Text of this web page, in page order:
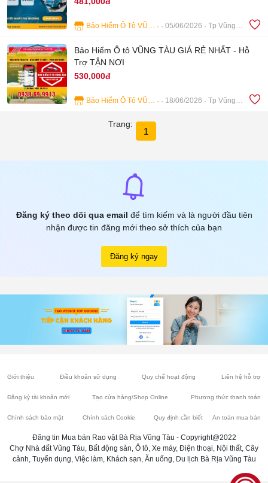
Bảo Hiểm Ô Tô VŨNG TÀU 05/06/2026 Tp Vũng Tàu
Bảo Hiểm Ô tô VŨNG TÀU GIÁ RẺ NHẤT - Hỗ
Trợ TẬN NƠI
530,000đ
Bảo Hiểm Ô Tô VŨNG TÀU 18/06/2026 Tp Vũng Tàu
Trang:
1
Đăng ký theo dõi qua email để tìm kiếm và là người đầu tiên
nhận được tin đăng mới theo sở thích của bạn
Đăng ký ngay
Giới thiệu Điều khoản sử dụng Quy chế hoạt động Liên hệ hỗ trợ
Đăng ký tài khoản mới Tạo cửa hàng/Shop Online Phương thức thanh toán
Chính sách bảo mật Chính sách Cookie Quy định cần biết An toàn mua bán
Đăng tin Mua bán Rao vặt Bà Rịa Vũng Tàu - Copyright@2022
Chợ Nhà đất Vũng Tàu, Bất động sản, Ô tô, Xe máy, Điện thoại, Nội thất, Cây
cảnh, Tuyển dụng, Việc làm, Khách sạn, Ăn uống, Du lịch Bà Rịa Vũng Tàu